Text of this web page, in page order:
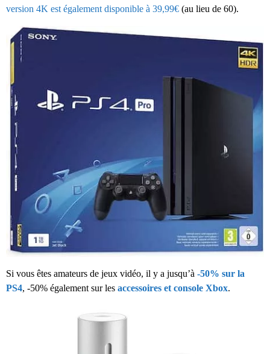
version 4K est également disponible à 39,99€ (au lieu de 60).
Si vous êtes amateurs de jeux vidéo, il y a jusqu’à -50% sur la
PS4, -50% également sur les accessoires et console Xbox.